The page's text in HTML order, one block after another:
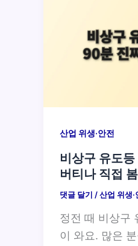
산업 위생·안전
비상구 유도
버티나 직접 봄
댓글 달기 /산업 위생·
정전 때 비상구
이 와요. 많은